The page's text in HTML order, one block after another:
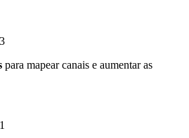
para mapear canais e aumentar as